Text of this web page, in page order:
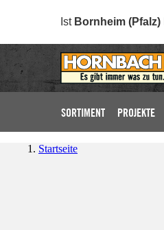
Ist Bornheim (Pfalz)
SORTIMENT PROJEKTE
Startseite